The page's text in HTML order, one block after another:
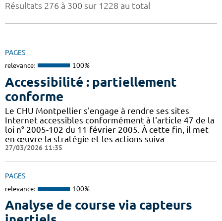
Résultats 276 à 300 sur 1228 au total
PAGES
relevance: 100%
Accessibilité : partiellement
conforme
Le CHU Montpellier s'engage à rendre ses sites
Internet accessibles conformément à l'article 47 de la
loi n° 2005-102 du 11 février 2005. À cette fin, il met
en œuvre la stratégie et les actions suiva
27/03/2026 11:35
PAGES
relevance: 100%
Analyse de course via capteurs